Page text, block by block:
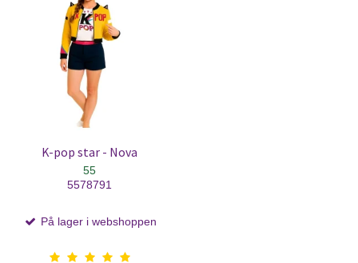
K-pop star - Nova
55
5578791
På lager i webshoppen